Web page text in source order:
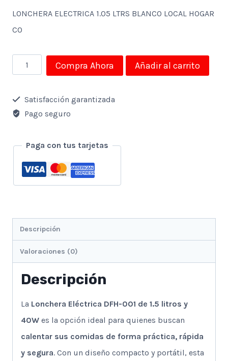
LONCHERA ELECTRICA 1.05 LTRS BLANCO LOCAL HOGAR
CO
LONCHERA
ELECTRICA
1.05
LTRS
LOCAL
HOGAR
Compra Ahora Añadir al carrito
Satisfacción garantizada
Pago seguro
Paga con tus tarjetas
Descripción
Valoraciones (0)
Descripción
La Lonchera Eléctrica DFH-001 de 1.5 litros y
40W es la opción ideal para quienes buscan
calentar sus comidas de forma práctica, rápida
y segura. Con un diseño compacto y portátil, esta